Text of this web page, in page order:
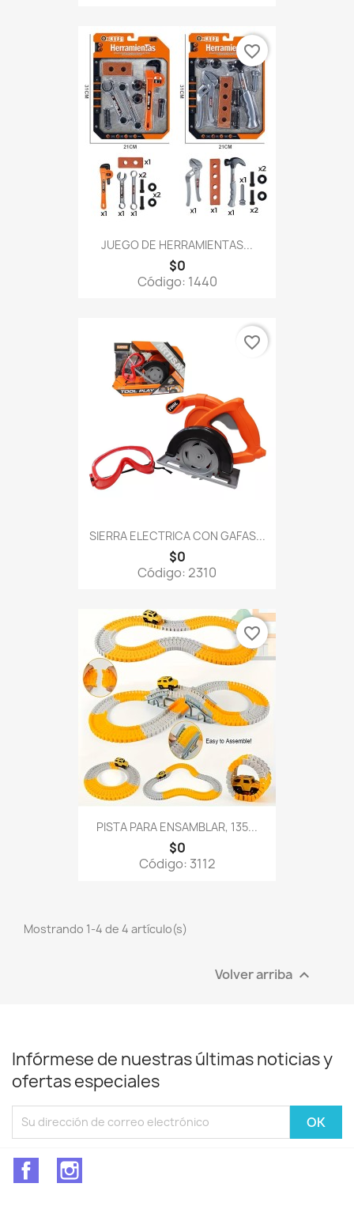
JUEGO DE HERRAMIENTAS...
$0
Código: 1440
favorite_border
SIERRA ELECTRICA CON GAFAS...
$0
Código: 2310
favorite_border
PISTA PARA ENSAMBLAR, 135...
$0
Código: 3112
favorite_border
Mostrando 1-4 de 4 artículo(s)
Volver arriba 
Infórmese de nuestras últimas noticias y
ofertas especiales
Facebook